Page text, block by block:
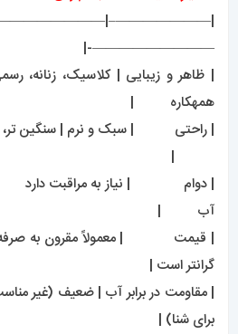
|
—————————-|
| ظاهر و زیبایی | کلاسیک،
همهکاره |
| راحتی | سبک و نرم | سنگین تر،
|
| دوام | نیاز به مراقبت دارد |
آب |
| قیمت | معمولاً مقرون به
گرانتر است |
| مقاومت در برابر آب | ضعیف (غیر
برای شنا) |